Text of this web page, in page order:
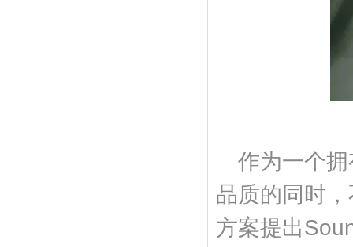
作为一个
品质的同时
方案提出